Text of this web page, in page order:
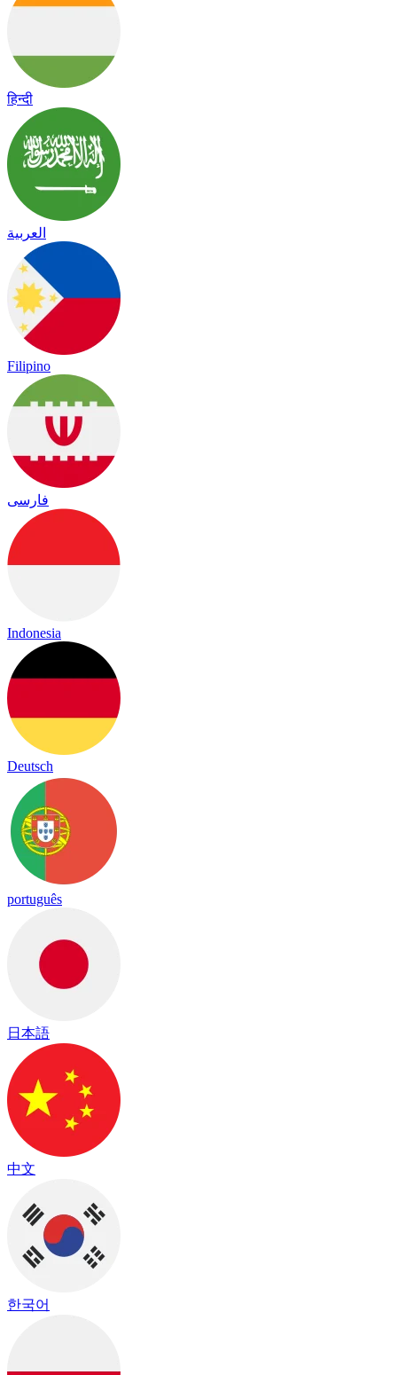
हिन्दी
العربية
Filipino
فارسی
Indonesia
Deutsch
português
日本語
中文
한국어